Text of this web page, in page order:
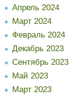
Апрель 2024
Март 2024
Февраль 2024
Декабрь 2023
Сентябрь 2023
Май 2023
Март 2023